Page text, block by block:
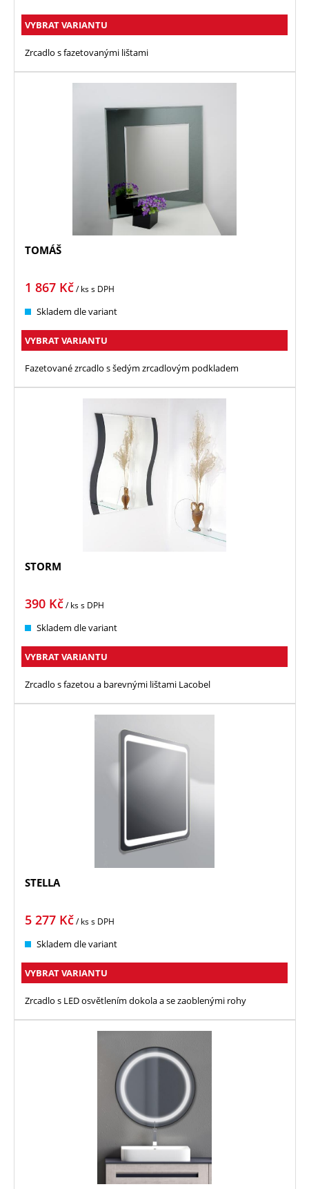
VYBRAT VARIANTU
Zrcadlo s fazetovanými lištami
TOMÁŠ
1 867 Kč/ kss DPH
Skladem dle variant
VYBRAT VARIANTU
Fazetované zrcadlo s šedým zrcadlovým podkladem
STORM
390 Kč/ kss DPH
Skladem dle variant
VYBRAT VARIANTU
Zrcadlo s fazetou a barevnými lištami Lacobel
STELLA
5 277 Kč/ kss DPH
Skladem dle variant
VYBRAT VARIANTU
Zrcadlo s LED osvětlením dokola a se zaoblenými rohy